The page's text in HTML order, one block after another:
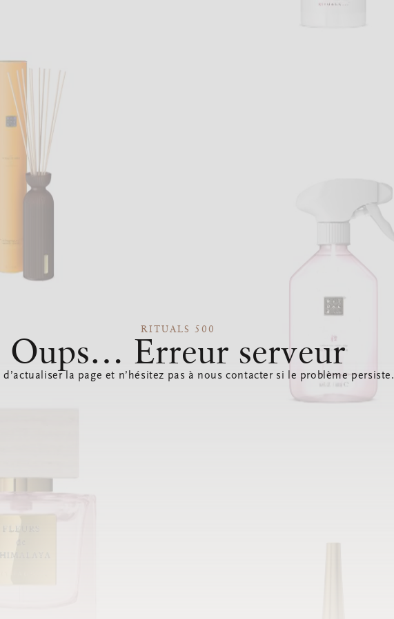
RITUALS 500
Oups… Erreur serveur
d’actualiser la page et n’hésitez pas à nous contacter si le problème persiste.